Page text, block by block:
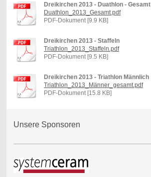
Dreikirchen 2013 - Duathlon - Gesamt
Duathlon_2013_Gesamt.pdf
PDF-Dokument [9.9 KB]
Dreikirchen 2013 - Staffeln
Triathlon_2013_Staffeln.pdf
PDF-Dokument [9.5 KB]
Dreikirchen 2013 - Triathlon Männlich
Triathlon_2013_Männer_gesamt.pdf
PDF-Dokument [15.8 KB]
Unsere Sponsoren